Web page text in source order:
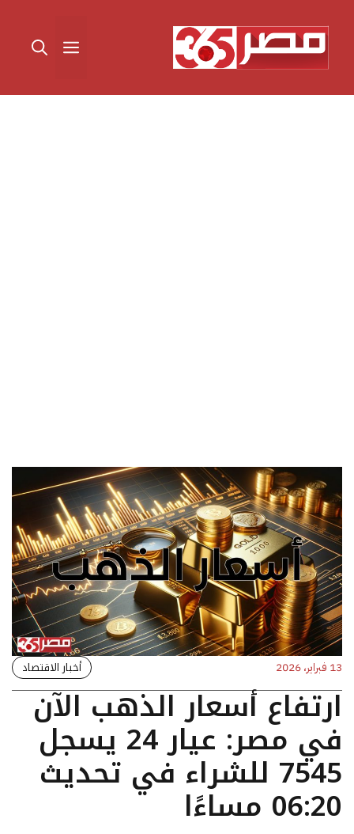
المحتوى القائمة
13 فبراير، 2026 أخبار الاقتصاد
ارتفاع أسعار الذهب الآن
في مصر: عيار 24 يسجل
7545 للشراء في تحديث
06:20 مساءًا